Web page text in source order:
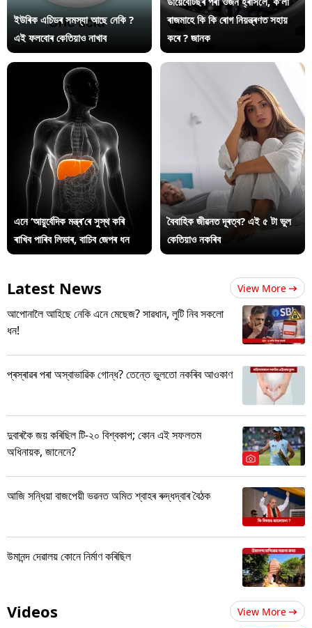
ইউৰিক এচিডৰ সমস্যা আছে নেকি ?
এই ফলবোৰ কেতিয়াও নাখাব
ৰাজমাহে কি কি ৰোগ নিয়ন্ত্ৰণত সহায়
কৰে ? জানক
এনে ‘আয়ুৰ্বেদিক মন্ত্ৰ’ৰে সুস্থ কৰি
ৰাখিব পাৰিব লিভাৰ, বাচিব জেপৰ ধন
বৈবাহিক জীৱনত দূৰত্ব? এই ৫ টা ভুল
কেতিয়াও নকৰিব
Latest News View More
আপোনালৈ আহিছে নেকি এনে মেছেজ? সাৱধান, লুটি নিব সকলো
ধন!
প্ৰস্ৰাৱৰ পৰা অস্বাভাৱিক গোন্ধ? তেন্তে ভুলতো নকৰিব আওকাণ
দুবাৰকৈ জয় কৰিছিল টি-২০ বিশ্বকাপ; কোন এই সফলতম
অধিনায়ক, জানেনে?
আজি সন্ধিয়া বাজপেয়ী ভৱনত অমিত শ্বাহৰ ৰুদ্ধদ্বাৰ বৈঠক
উমানন্দ দেৱালয় কোনে নিৰ্মাণ কৰিছিল
Videos View More